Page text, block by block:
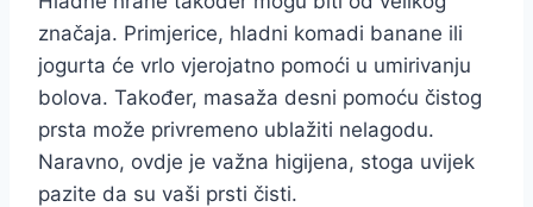
značaja. Primjerice, hladni komadi banane ili
jogurta će vrlo vjerojatno pomoći u umirivanju
bolova. Također, masaža desni pomoću čistog
prsta može privremeno ublažiti nelagodu.
Naravno, ovdje je važna higijena, stoga uvijek
pazite da su vaši prsti čisti.